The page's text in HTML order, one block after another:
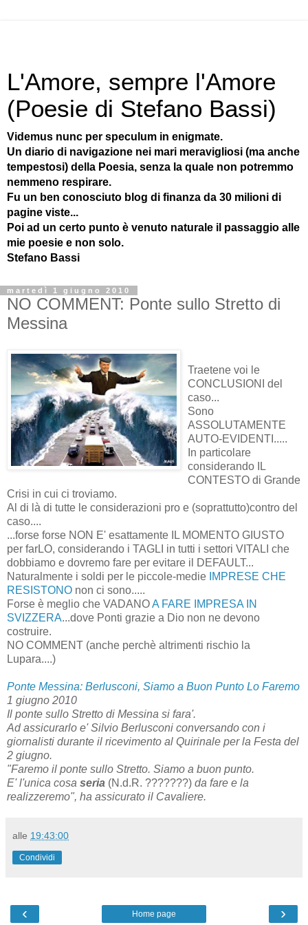
L'Amore, sempre l'Amore
(Poesie di Stefano Bassi)
Videmus nunc per speculum in enigmate.
Un diario di navigazione nei mari meravigliosi (ma anche
tempestosi) della Poesia, senza la quale non potremmo
nemmeno respirare.
Fu un ben conosciuto blog di finanza da 30 milioni di
pagine viste...
Poi ad un certo punto è venuto naturale il passaggio alle
mie poesie e non solo.
Stefano Bassi
martedì 1 giugno 2010
NO COMMENT: Ponte sullo Stretto di
Messina
Traetene voi le
CONCLUSIONI del
caso...
Sono
ASSOLUTAMENTE
AUTO-EVIDENTI.....
In particolare
considerando IL
CONTESTO di Grande
Crisi in cui ci troviamo.
Al di là di tutte le considerazioni pro e (soprattutto)contro del
caso....
...forse forse NON E' esattamente IL MOMENTO GIUSTO
per farLO, considerando i TAGLI in tutti i settori VITALI che
dobbiamo e dovremo fare per evitare il DEFAULT...
Naturalmente i soldi per le piccole-medie IMPRESE CHE
RESISTONO non ci sono.....
Forse è meglio che VADANOA FARE IMPRESA IN
SVIZZERA...dove Ponti grazie a Dio non ne devono
costruire.
NO COMMENT (anche perchè altrimenti rischio la
Lupara....)
Ponte Messina: Berlusconi, Siamo a Buon Punto Lo Faremo
1 giugno 2010
Il ponte sullo Stretto di Messina si fara'.
Ad assicurarlo e' Silvio Berlusconi conversando con i
giornalisti durante il ricevimento al Quirinale per la Festa del
2 giugno.
"Faremo il ponte sullo Stretto. Siamo a buon punto.
E' l'unica cosa seria (N.d.R. ???????) da fare e la
realizzeremo", ha assicurato il Cavaliere.
alle 19:43:00
Condividi
‹ ›
Home page